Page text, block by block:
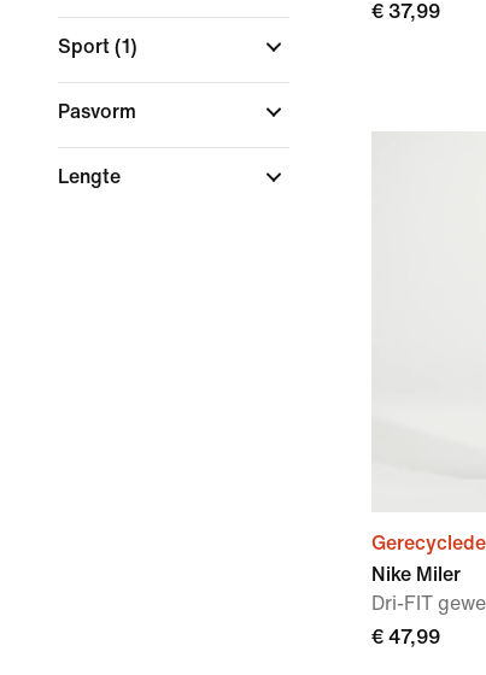
Sport (1)
Pasvorm
Lengte
€ 37,99
Nike Miler
Dri-FIT
€ 47,99